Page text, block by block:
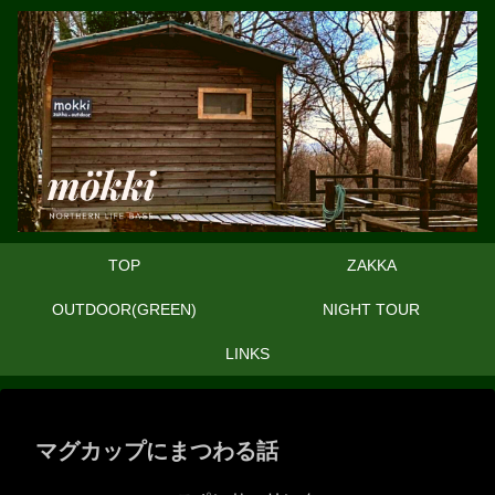
TOP ZAKKA
OUTDOOR(GREEN) NIGHT TOUR
LINKS
マグカップにまつわる話